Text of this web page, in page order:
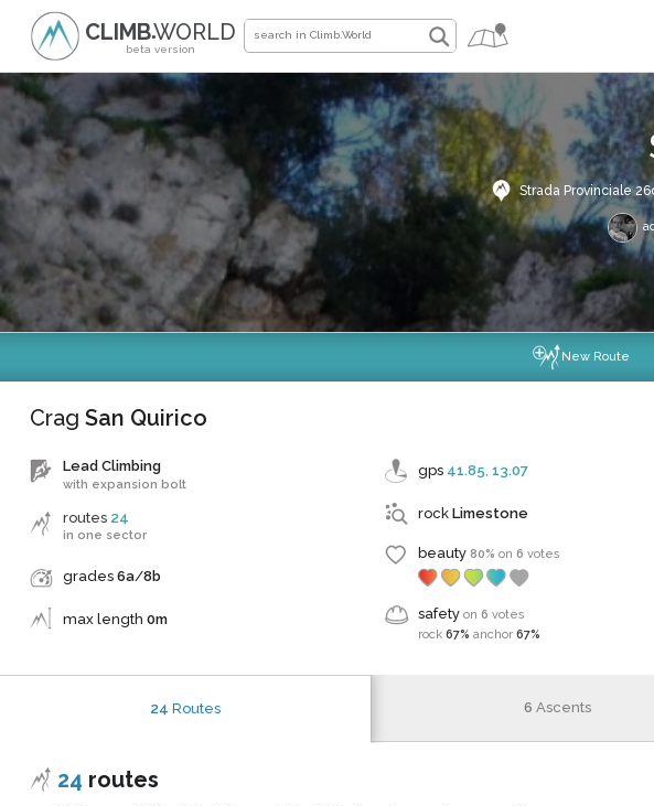
beta version
CLIMB●WORLD
Strada Provinciale
show/hide the full
New Route
Crag San Quirico
Lead Climbing
with expansion bolt
routes 24
in one sector
grades 6a/8b
max length 0m
gps 41.85,13.07
rockLimestone
beauty 80% on6 votes
safetyon6 votes
rock67% anchor67%
24 Routes 6 Ascents
24 routes